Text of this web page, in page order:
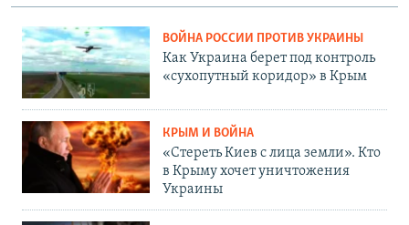
ВОЙНА РОССИИ ПРОТИВ УКРАИНЫ
Как Украина берет под контроль
«сухопутный коридор» в Крым
КРЫМ И ВОЙНА
«Стереть Киев с лица земли». Кто
в Крыму хочет уничтожения
Украины